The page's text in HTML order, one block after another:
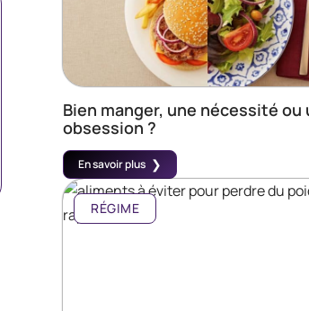
Bien manger, une nécessité ou
obsession ?
En savoir plus
RÉGIME